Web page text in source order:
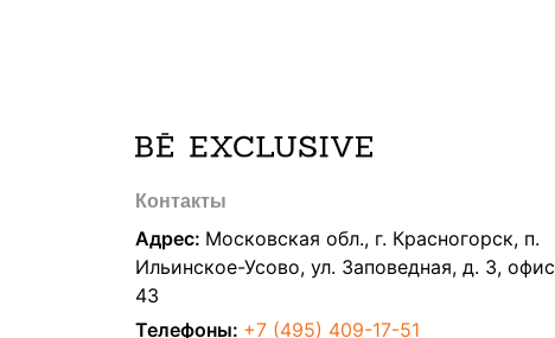
Контакты
Адрес: Московская обл., г. Красногорск, п.
Ильинское-Усово, ул. Заповедная, д. 3, офис
43
Телефоны: +7 (495) 409-17-51